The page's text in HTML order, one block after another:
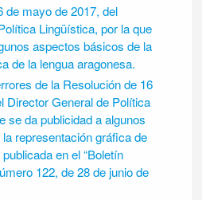
de mayo de 2017, del
Lingüística, por la que
aspectos básicos de la
de la lengua aragonesa.
de la Resolución de 16
Director General de Política
se da publicidad a algunos
representación gráfica de
en el “Boletín
122, de 28 de junio de